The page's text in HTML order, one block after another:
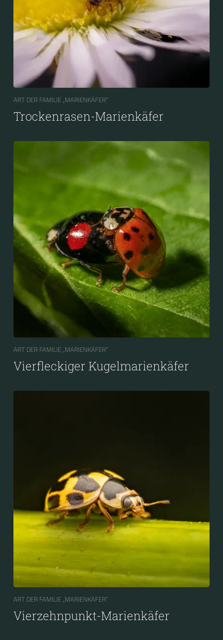
ART DER FAMILIE „MARIENKÄFER“
Trockenrasen-Marienkäfer
ART DER FAMILIE „MARIENKÄFER“
Vierfleckiger Kugelmarienkäfer
ART DER FAMILIE „MARIENKÄFER“
Vierzehnpunkt-Marienkäfer